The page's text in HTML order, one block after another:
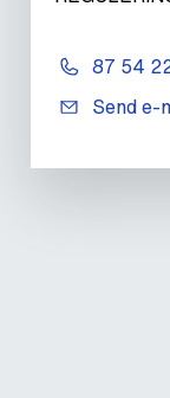
87 54
Send e-